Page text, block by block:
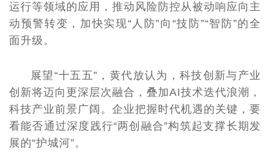
运行等领域的应用，推动风险防控从被动响应向主
动预警转变，加快实现“人防”向“技防”“智防”的全
面升级。
展望“十五五”，黄代放认为，科技创新与产业
创新将迈向更深层次融合，叠加AI技术迭代浪潮，
科技产业前景广阔。企业把握时代机遇的关键，要
看能否通过深度践行“两创融合”构筑起支撑长期发
展的“护城河”。